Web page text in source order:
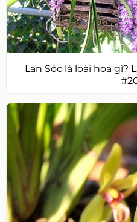
Lan Sóc là loài hoa gì?